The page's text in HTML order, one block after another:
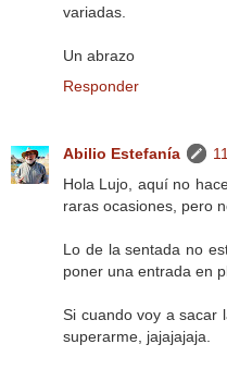
variadas.
Un abrazo
Responder
Abilio Estefanía
Hola Lujo, aquí no
raras ocasiones, pero
Lo de la sentada no
poner una entrada en
Si cuando voy a sacar
superarme, jajajajaja.